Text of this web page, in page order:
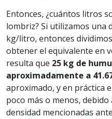
Entonces, ¿cuántos litros
lombriz? Si utilizamos una
kg/litro, entonces
obtener el equivalente en
resulta que 25 kg de
aproximadamente a
aproximado, y en práctica
poco más o menos,
densidad mencionadas